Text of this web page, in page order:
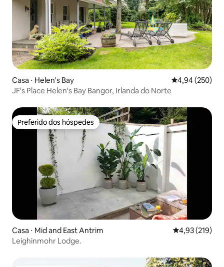
Casa ⋅ Helen's Bay 4,94 de uma
4,94 (250)
JF's Place Helen's Bay Bangor, Irlanda do Norte
Preferido dos hóspedes
Preferido dos hóspedes
Casa ⋅ Mid and East Antrim 4,93 de uma
4,93 (219)
Leighinmohr Lodge.